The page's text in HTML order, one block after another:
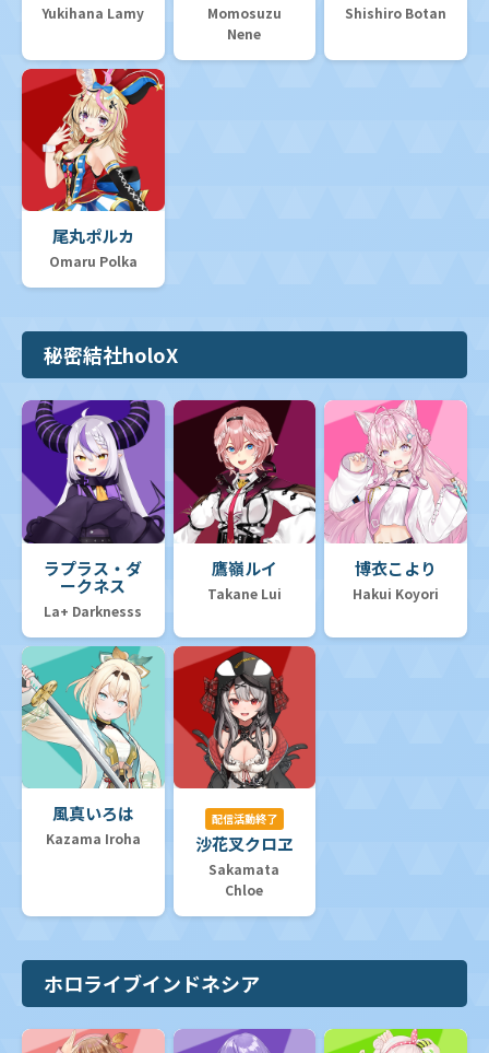
Yukihana Lamy
Momosuzu
Nene
Shishiro Botan
尾丸ポルカ
Omaru Polka
秘密結社holoX
ラプラス・ダ
ークネス
La+ Darknesss
鷹嶺ルイ
Takane Lui
博衣こより
Hakui Koyori
風真いろは
Kazama Iroha
配信活動終了
沙花叉クロヱ
Sakamata
Chloe
ホロライブインドネシア